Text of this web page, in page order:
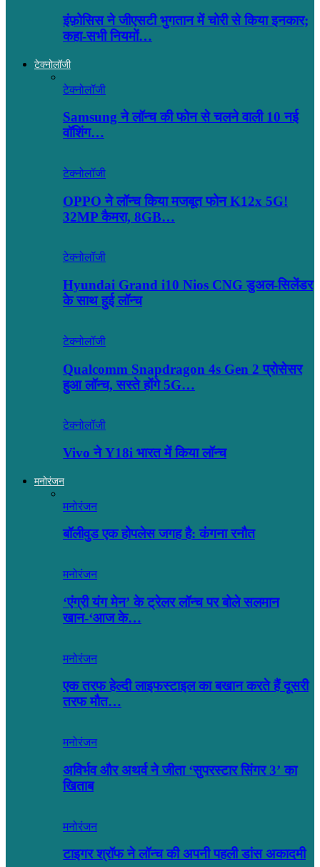
इंफ़ोसिस ने जीएसटी भुगतान में चोरी से किया इनकार;
कहा-सभी नियमों…
टेक्नोलॉजी
टेक्नोलॉजी
Samsung ने लॉन्च की फोन से चलने वाली 10 नई
वॉशिंग…
टेक्नोलॉजी
OPPO ने लॉन्‍च किया मजबूत फोन K12x 5G!
32MP कैमरा, 8GB…
टेक्नोलॉजी
Hyundai Grand i10 Nios CNG डुअल-सिलेंडर
के साथ हुई लॉन्च
टेक्नोलॉजी
Qualcomm Snapdragon 4s Gen 2 प्रोसेसर
हुआ लॉन्च, सस्ते होंगे 5G…
टेक्नोलॉजी
Vivo ने Y18i भारत में किया लॉन्च
मनोरंजन
मनोरंजन
बॉलीवुड एक होपलेस जगह है: कंंगना रनौत
मनोरंजन
‘एंग्री यंग मेन’ के ट्रेलर लॉन्च पर बोले सलमान
खान-‘आज के…
मनोरंजन
एक तरफ हेल्दी लाइफस्टाइल का बखान करते हैं दूसरी
तरफ मौत…
मनोरंजन
अविर्भव और अथर्व ने जीता ‘सुपरस्टार सिंगर 3’ का
खिताब
मनोरंजन
टाइगर श्रॉफ ने लॉन्च की अपनी पहली डांस अकादमी